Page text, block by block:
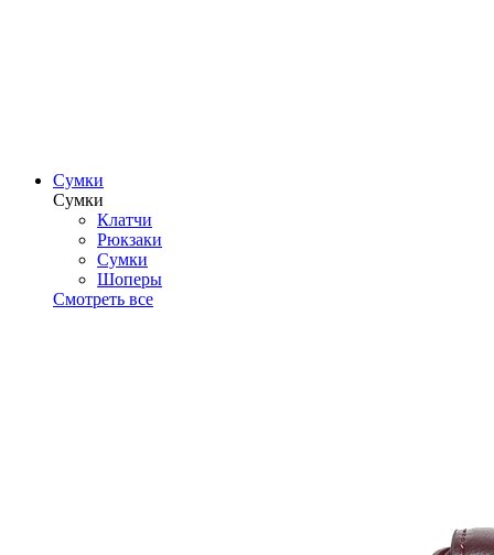
Сумки
Сумки
Клатчи
Рюкзаки
Сумки
Шоперы
Смотреть все